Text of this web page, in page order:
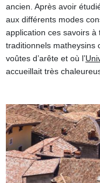
ancien. Après avoir
aux différents modes
application ces savoirs
traditionnels matheysins
voûtes d’arête et où l’
accueillait très